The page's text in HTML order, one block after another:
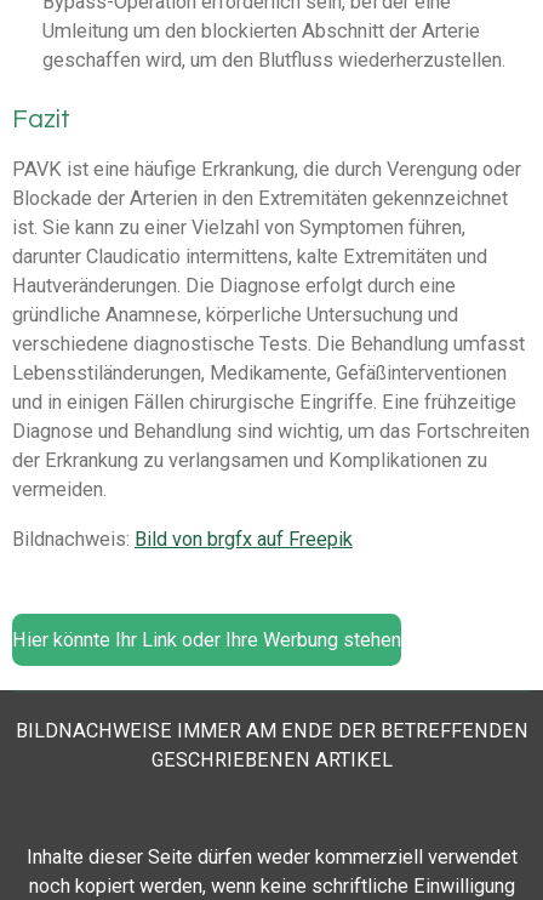
Umleitung um den blockierten Abschnitt der Arterie
geschaffen wird, um den Blutfluss wiederherzustellen.
Fazit
PAVK ist eine häufige Erkrankung, die durch Verengung oder
Blockade der Arterien in den Extremitäten gekennzeichnet
ist. Sie kann zu einer Vielzahl von Symptomen führen,
darunter Claudicatio intermittens, kalte Extremitäten und
Hautveränderungen. Die Diagnose erfolgt durch eine
gründliche Anamnese, körperliche Untersuchung und
verschiedene diagnostische Tests. Die Behandlung umfasst
Lebensstiländerungen, Medikamente, Gefäßinterventionen
und in einigen Fällen chirurgische Eingriffe. Eine frühzeitige
Diagnose und Behandlung sind wichtig, um das Fortschreiten
der Erkrankung zu verlangsamen und Komplikationen zu
vermeiden.
Bildnachweis: Bild von brgfx auf Freepik
Hier könnte Ihr Link oder Ihre Werbung stehen
BILDNACHWEISE IMMER AM ENDE DER BETREFFENDEN
GESCHRIEBENEN ARTIKEL
Inhalte dieser Seite dürfen weder kommerziell verwendet
noch kopiert werden, wenn keine schriftliche Einwilligung